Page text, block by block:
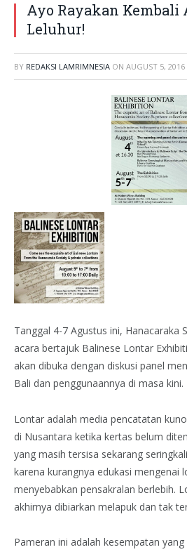
Ayo Rayakan Kembali
Leluhur!
BY REDAKSI LAMRIMNESIA ON AUGUST 5, 2016
Tanggal 4-7 Agustus ini, Hanacaraka
acara bertajuk Balinese Lontar
akan dibuka dengan diskusi panel
Bali dan penggunaannya di masa kini.
Lontar adalah media pencatatan
di Nusantara ketika kertas belum
yang masih tersisa sekarang
karena kurangnya edukasi mengenai
menyebabkan pensakralan berlebih.
akhirnya dibiarkan melapuk dan tak
Pameran ini adalah kesempatan